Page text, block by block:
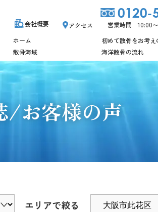
会社概要 アクセス
0120-
営業時間 10:00
ホーム 初めて散骨をお考え
散骨海域
海洋散骨の流れ
/お客様の声
エリアで絞る